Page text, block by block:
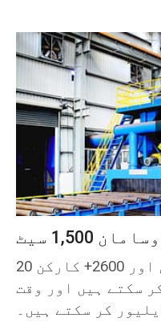
1,500 سیٹ
20 سے زیادہ پروڈکشن لائنیں اور 2600+ کارکن
سکتے ہیں اور وقت
کر سکتے ہیں۔